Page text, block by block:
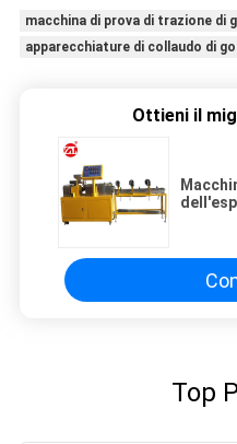
macchina di prova di trazione di
apparecchiature di collaudo di
Ottieni il
Top